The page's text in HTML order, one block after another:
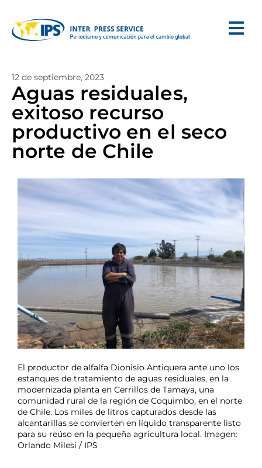
12 de septiembre, 2023
Aguas residuales,
exitoso recurso
productivo en el seco
norte de Chile
El productor de alfalfa Dionisio Antiquera ante uno los
estanques de tratamiento de aguas residuales, en la
modernizada planta en Cerrillos de Tamaya, una
comunidad rural de la región de Coquimbo, en el norte
de Chile. Los miles de litros capturados desde las
alcantarillas se convierten en líquido transparente listo
para su reúso en la pequeña agricultura local. Imagen:
Orlando Milesi / IPS